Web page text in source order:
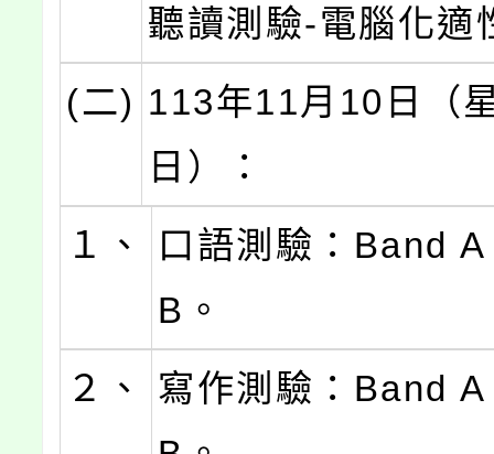
聽讀測驗-電腦化適
(二) 113年11月10日（
日）：
１、
口語測驗：Band
B。
２、
寫作測驗：Band